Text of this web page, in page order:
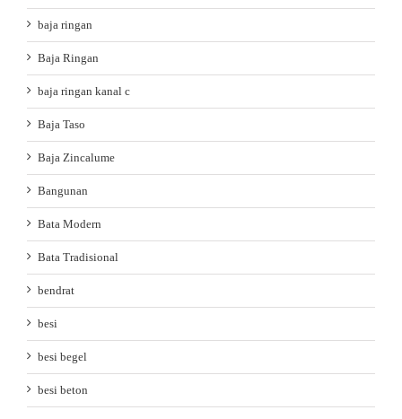
baja ringan
Baja Ringan
baja ringan kanal c
Baja Taso
Baja Zincalume
Bangunan
Bata Modern
Bata Tradisional
bendrat
besi
besi begel
besi beton